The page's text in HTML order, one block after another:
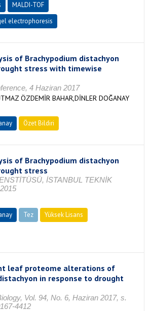
MALDI-TOF
electrophoresis
of Brachypodium distachyon
stress with timewise
4 Haziran 2017
ÖZDEMİR BAHAR,DİNLER DOĞANAY
Özet Bildiri
of Brachypodium distachyon
stress
İSTANBUL TEKNİK
Tez
Yüksek Lisans
leaf proteome alterations of
in response to drought
Vol. 94, No. 6, Haziran 2017, s.
4412